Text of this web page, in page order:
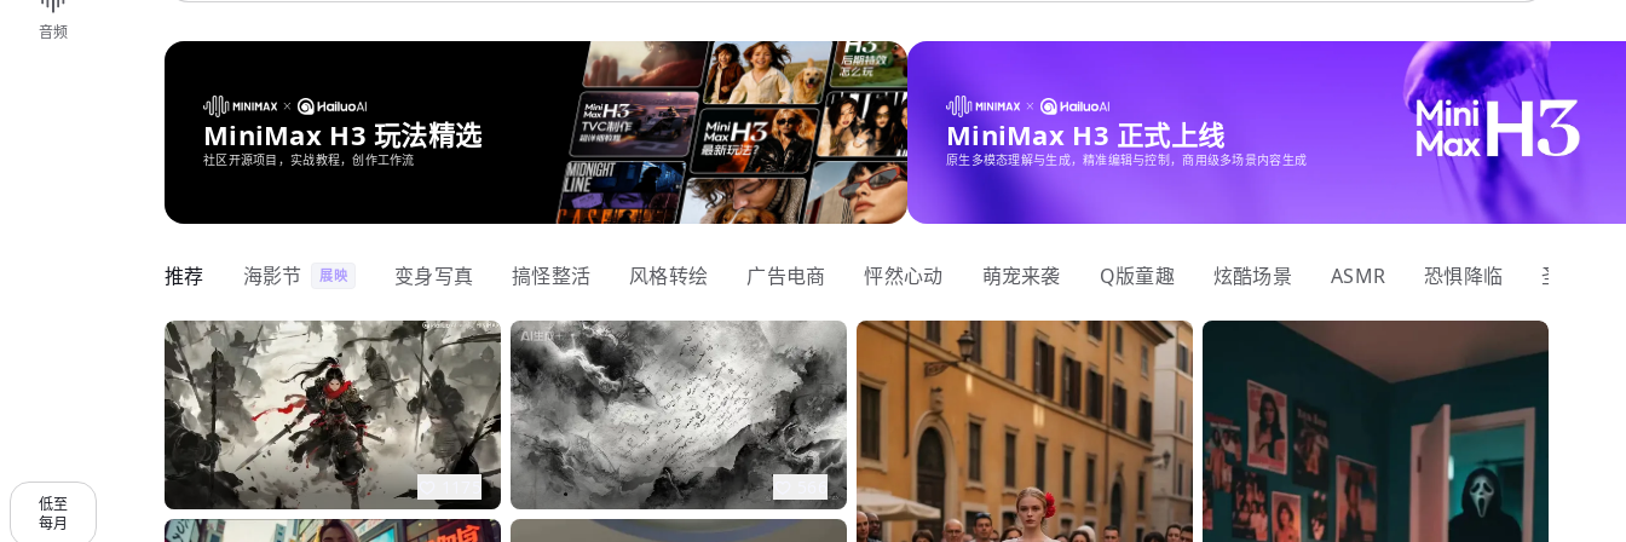
音频
低至
每月
MiniMax H3 玩法精选
社区开源项目，实战教程，创作工作流
MiniMax H3 正式上线
原生多模态理解与生成，精准编辑与控制，商用级多场景内容生成
推荐 海影节 展映 变身写真 搞怪整活 风格转绘 广告电商 怦然心动 萌宠来袭 Q版童趣 炫酷场景 ASMR 恐惧降临 圣诞狂欢